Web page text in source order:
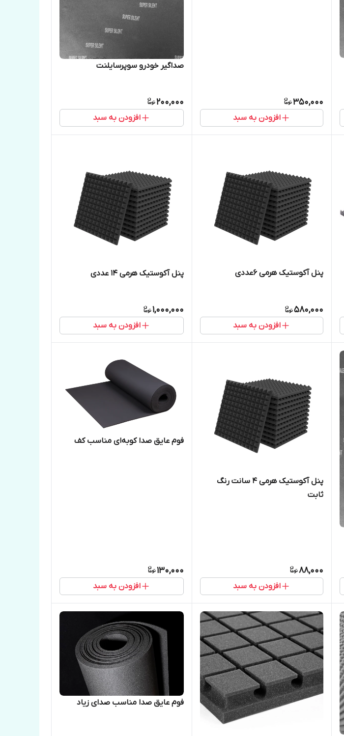
350,000
افزودن به سبد
صداگیر خودرو سوپرسایلنت
200,000
افزودن به سبد
پنل آکوستیک هرمی ۶عددی
580,000
افزودن به سبد
پنل آکوستیک هرمی ۱۴ عددی
1,000,000
افزودن به سبد
پنل آکوستیک هرمی ۴ سانت رنگ
ثابت
88,000
افزودن به سبد
فوم عایق‌ صدا کوبه‌ای مناسب کف
130,000
افزودن به سبد
فوم عایق‌ صدا مناسب صدای زیاد